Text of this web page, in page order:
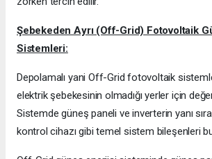
Şebekeden Ayrı (Off-Grid) Fotovoltaik
Sistemleri:
Depolamalı yani Off-Grid fotovoltaik
elektrik şebekesinin olmadığı yerler için
Sistemde güneş paneli ve inverterin yanı
kontrol cihazı gibi temel sistem bileşenleri